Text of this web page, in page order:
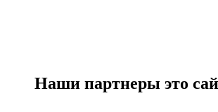
Наши партнеры это